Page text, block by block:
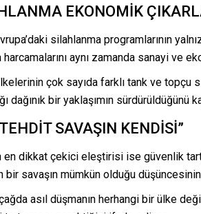
EKONOMİK
silahlanma programlarının
harcamalarını aynı zamanda sanayi ve
çok sayıda farklı tank ve topçu
dağınık bir yaklaşımın sürdürüldüğünü
SAVAŞIN KENDİSİ”
en dikkat çekici eleştirisi ise güvenlik
bir savaşın mümkün olduğu
asıl düşmanın herhangi bir ülke